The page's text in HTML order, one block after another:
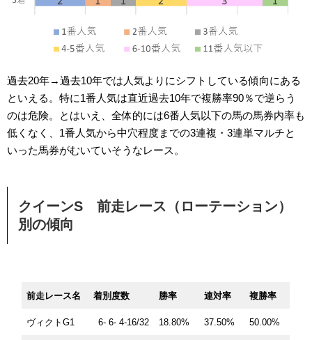
過去20年→過去10年では人気よりにシフトしている傾向にある
といえる。特に1番人気は直近過去10年で複勝率90％で逆らう
のは危険。とはいえ、全体的には6番人気以下の馬の馬券内率も
低くなく、1番人気から中穴程度までの3連複・3連単マルチと
いった馬券がむいていそうなレース。
クイーンS 前走レース（ローテーション）
別の傾向
前走レース名 着別度数 勝率 連対率 複勝率
ヴィクトG1 6- 6- 4-16/32 18.80% 37.50% 50.00%